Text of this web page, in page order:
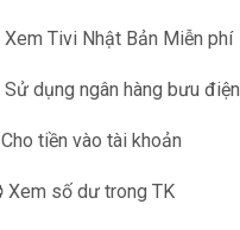
Xem Tivi Nhật Bản Miễn phí
Sử dụng ngân hàng bưu điện
Cho tiền vào tài khoản
Xem số dư trong TK